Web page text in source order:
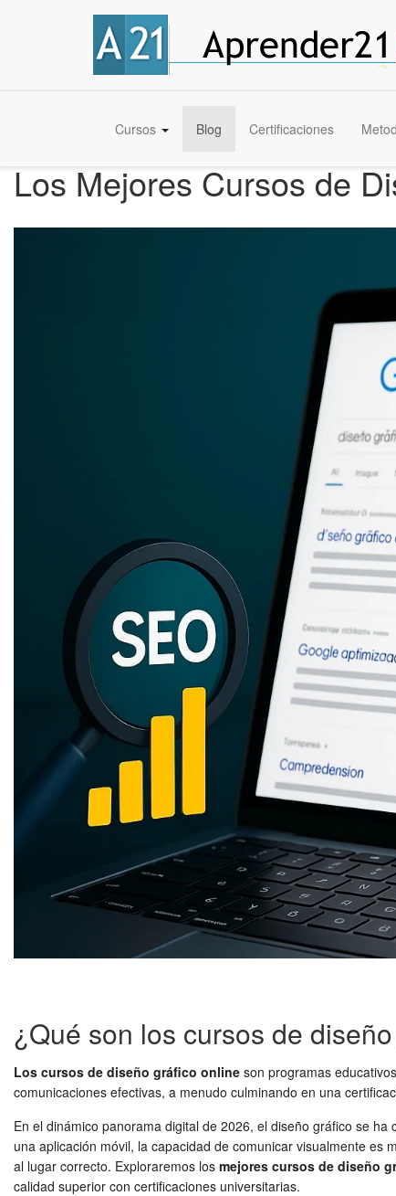
Cursos Blog Certificaciones
Los Mejores Cursos de
¿Qué son los cursos de
Los cursos de diseño gráfico online son programas
comunicaciones efectivas, a menudo culminando en una
En el dinámico panorama digital de 2026, el diseño gráfico se
una aplicación móvil, la capacidad de comunicar visualmente es
al lugar correcto. Exploraremos los mejores cursos de diseño
calidad superior con certificaciones universitarias.